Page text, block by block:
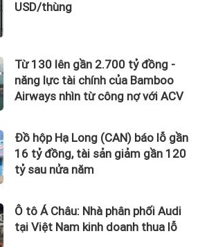
USD/thùng
Từ 130 lên gần 2.700 tỷ đồng -
năng lực tài chính của Bamboo
Airways nhìn từ công nợ với ACV
Đồ hộp Hạ Long (CAN) báo lỗ gần
16 tỷ đồng, tài sản giảm gần 120
tỷ sau nửa năm
Ô tô Á Châu: Nhà phân phối Audi
tại Việt Nam kinh doanh thua lỗ